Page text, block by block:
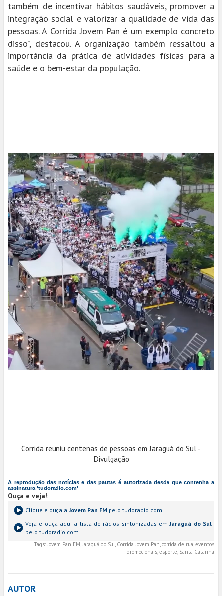
também de incentivar hábitos saudáveis, promover a
integração social e valorizar a qualidade de vida das
pessoas. A Corrida Jovem Pan é um exemplo concreto
disso”, destacou. A organização também ressaltou a
importância da prática de atividades físicas para a
saúde e o bem-estar da população.
Corrida reuniu centenas de pessoas em Jaraguá do Sul -
Divulgação
A reprodução das notícias e das pautas é autorizada desde que contenha a
assinatura 'tudoradio.com'
Ouça e veja!:
Clique e ouça a Jovem Pan FM pelo tudoradio.com.
Veja e ouça aqui a lista de rádios sintonizadas emJaraguá do Sul
pelo tudoradio.com.
Tags:Jovem Pan FM, Jaraguá do Sul, Corrida Jovem Pan, corrida de rua, eventos
promocionais, esporte, Santa Catarina
AUTOR